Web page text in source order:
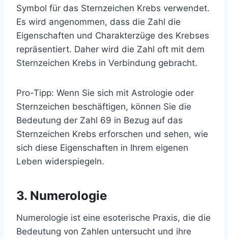
Symbol für das Sternzeichen Krebs verwendet.
Es wird angenommen, dass die Zahl die
Eigenschaften und Charakterzüge des Krebses
repräsentiert. Daher wird die Zahl oft mit dem
Sternzeichen Krebs in Verbindung gebracht.
Pro-Tipp: Wenn Sie sich mit Astrologie oder
Sternzeichen beschäftigen, können Sie die
Bedeutung der Zahl 69 in Bezug auf das
Sternzeichen Krebs erforschen und sehen, wie
sich diese Eigenschaften in Ihrem eigenen
Leben widerspiegeln.
3. Numerologie
Numerologie ist eine esoterische Praxis, die die
Bedeutung von Zahlen untersucht und ihre